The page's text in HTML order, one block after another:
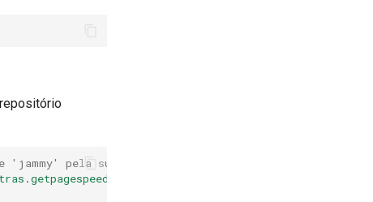
'jammy' pela sua distro)
ubuntu jammy main"